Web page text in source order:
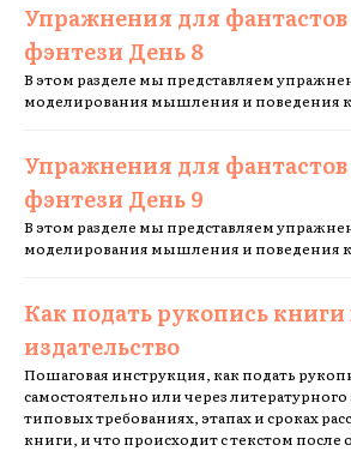
Упражнения для фантастов
фэнтези День 8
В этом разделе мы представляем
моделирования мышления и поведения
Упражнения для фантастов
фэнтези День 9
В этом разделе мы представляем
моделирования мышления и поведения
Как подать рукопись книги
издательство
Пошаговая инструкция, как подать
самостоятельно или через литературного
типовых требованиях, этапах и сроках
книги, и что происходит с текстом после